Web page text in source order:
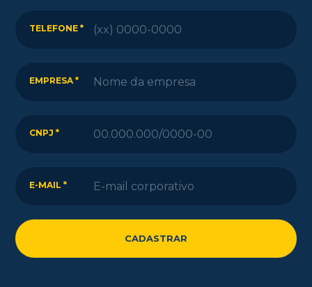
TELEFONE *
EMPRESA *
CNPJ *
E-MAIL *